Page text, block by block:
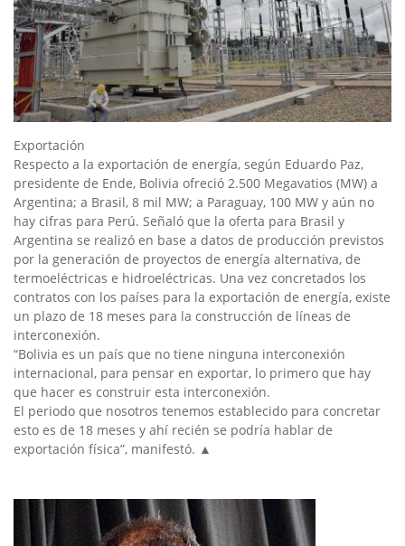
Exportación
Respecto a la exportación de energía, según Eduardo Paz,
presidente de Ende, Bolivia ofreció 2.500 Megavatios (MW) a
Argentina; a Brasil, 8 mil MW; a Paraguay, 100 MW y aún no
hay cifras para Perú. Señaló que la oferta para Brasil y
Argentina se realizó en base a datos de producción previstos
por la generación de proyectos de energía alternativa, de
termoeléctricas e hidroeléctricas. Una vez concretados los
contratos con los países para la exportación de energía, existe
un plazo de 18 meses para la construcción de líneas de
interconexión.
“Bolivia es un país que no tiene ninguna interconexión
internacional, para pensar en exportar, lo primero que hay
que hacer es construir esta interconexión.
El periodo que nosotros tenemos establecido para concretar
esto es de 18 meses y ahí recién se podría hablar de
exportación física”, manifestó. ▲